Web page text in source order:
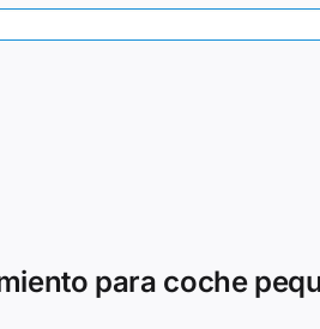
para coche